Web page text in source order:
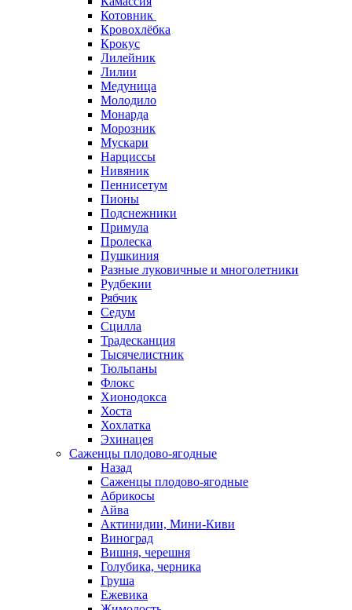
Котовник
Кровохлёбка
Крокус
Лилейник
Лилии
Медуница
Молодило
Монарда
Морозник
Мускари
Нарциссы
Нивяник
Пеннисетум
Пионы
Подснежники
Примула
Пролеска
Пушкиния
Разные луковичные и многолетники
Рудбекии
Рябчик
Седум
Сцилла
Традесканция
Тысячелистник
Тюльпаны
Флокс
Хионодокса
Хоста
Хохлатка
Эхинацея
Саженцы плодово-ягодные
Назад
Саженцы плодово-ягодные
Абрикосы
Айва
Актинидии, Мини-Киви
Виноград
Вишня, черешня
Голубика, черника
Груша
Ежевика